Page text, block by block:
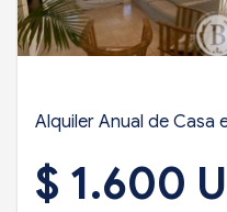
Alquiler Anual de Casa
$ 1.600